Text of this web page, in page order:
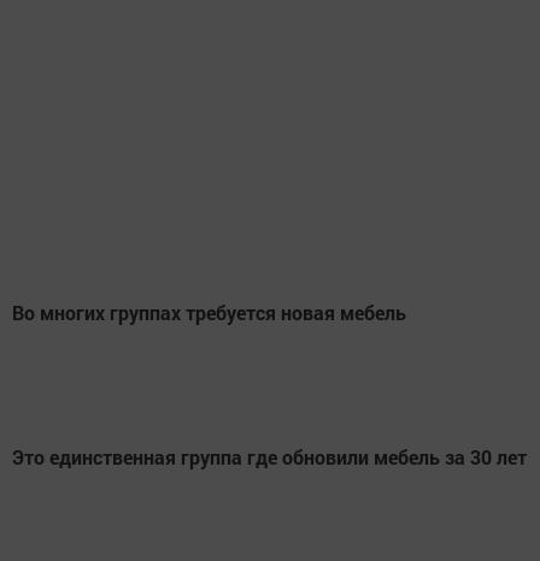
Во многих группах требуется новая мебель
Это единственная группа где обновили мебель за 30 лет